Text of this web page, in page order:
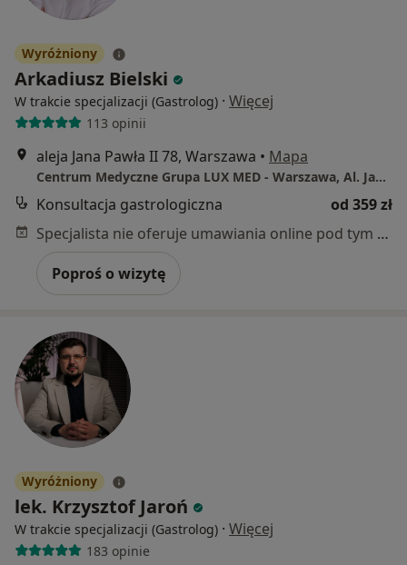
Wyróżniony
Arkadiusz Bielski
W trakcie specjalizacji (Gastrolog) · Więcej
113 opinii
aleja Jana Pawła II 78, Warszawa • Mapa
Centrum Medyczne Grupa LUX MED - Warszawa, Al. Jana Pawła II 78
Konsultacja gastrologiczna
od 359 zł
Specjalista nie oferuje umawiania online pod tym adresem.
Poproś o wizytę
Wyróżniony
lek. Krzysztof Jaroń
W trakcie specjalizacji (Gastrolog) · Więcej
183 opinie